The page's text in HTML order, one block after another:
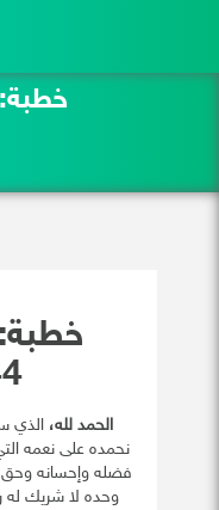
خطبة:
الحمد لله، الذي
نحمده على نعمه
فضله وإحسانه وحق
وحده لا شريك له